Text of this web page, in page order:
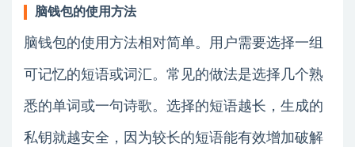
脑钱包的使用方法
脑钱包的使用方法相对简单。用户需要选择一组
可记忆的短语或词汇。常见的做法是选择几个熟
悉的单词或一句诗歌。选择的短语越长，生成的
私钥就越安全，因为较长的短语能有效增加破解